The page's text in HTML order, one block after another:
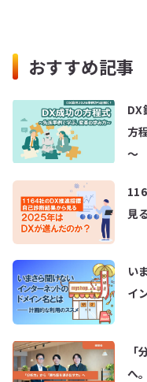
おすすめ記事
DX
方
～
見
い
イ
へ